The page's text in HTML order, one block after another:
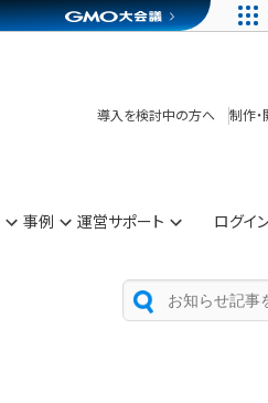
事例 運営サポート ログイ
導入を検討中の方へ 制作
その他
テンプレート
ヘルプセン